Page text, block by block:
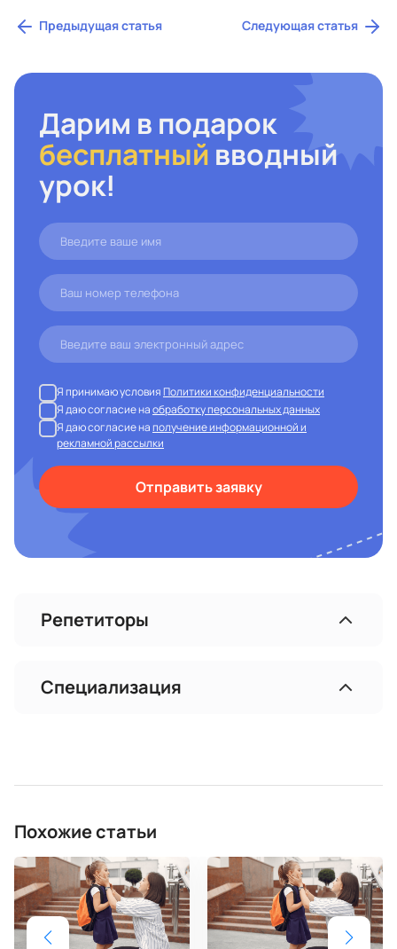
Предыдущая статья Следующая статья
Дарим в подарок
бесплатный вводный
урок!
Я принимаю условияПолитики конфиденциальности
Я даю согласие наобработку персональных данных
Я даю согласие наполучение информационной и
рекламной рассылки
Отправить заявку
Репетиторы
Специализация
Похожие статьи